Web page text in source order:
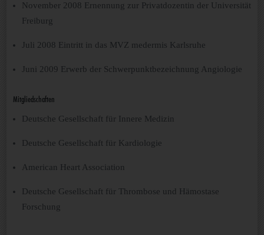
November 2008 Ernennung zur Privatdozentin der Universität
Freiburg
Juli 2008 Eintritt in das MVZ medermis Karlsruhe
Juni 2009 Erwerb der Schwerpunktbezeichnung Angiologie
Mitgliedschaften
Deutsche Gesellschaft für Innere Medizin
Deutsche Gesellschaft für Kardiologie
American Heart Association
Deutsche Gesellschaft für Thrombose und Hämostase
Forschung